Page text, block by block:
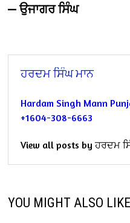
— ਉਜਾਗਰ ਸਿੰਘ
ਹਰਦਮ ਸਿੰਘ ਮਾਨ
Hardam Singh Mann
+1604-308-6663
View all posts by ਹਰਦਮ
YOU MIGHT ALSO LIKE